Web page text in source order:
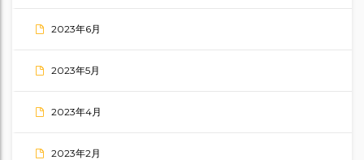
2023年6月
2023年5月
2023年4月
2023年2月